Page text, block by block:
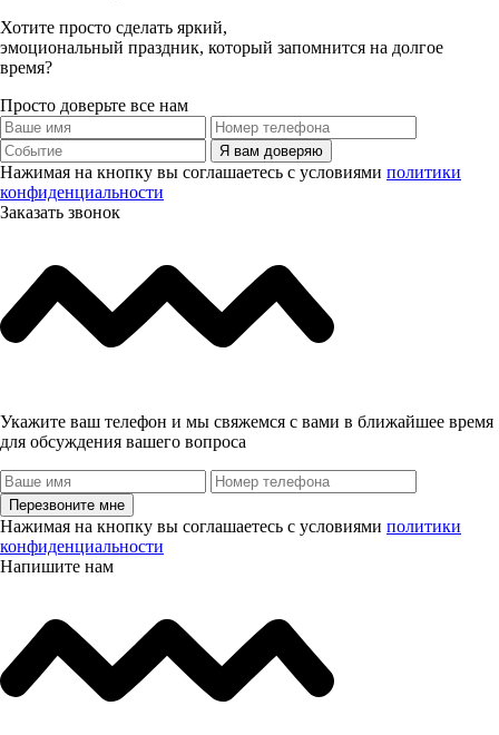
Хотите просто сделать яркий,
эмоциональный праздник, который запомнится на долгое
время?
Просто доверьте все нам
Я вам доверяю
Нажимая на кнопку вы соглашаетесь с условиями политики
конфиденциальности
Заказать звонок
Укажите ваш телефон и мы свяжемся с вами в ближайшее время
для обсуждения вашего вопроса
Перезвоните мне
Нажимая на кнопку вы соглашаетесь с условиями политики
конфиденциальности
Напишите нам